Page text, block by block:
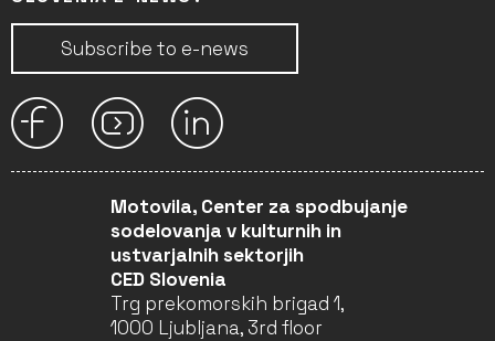
Subscribe to e-news
Motovila, Center za spodbujanje
sodelovanja v kulturnih in
ustvarjalnih sektorjih
CED Slovenia
Trg prekomorskih brigad 1,
1000 Ljubljana, 3rd floor